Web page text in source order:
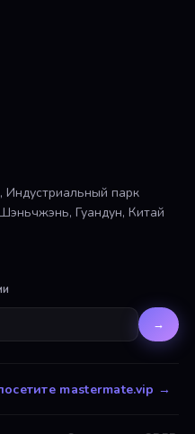
Индустриальный парк
Гуандун, Китай
→
mastermate.vip →